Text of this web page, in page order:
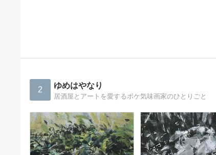
2 ゆめはやなり
居酒屋とアートを愛するボケ気味画家のひとりごと